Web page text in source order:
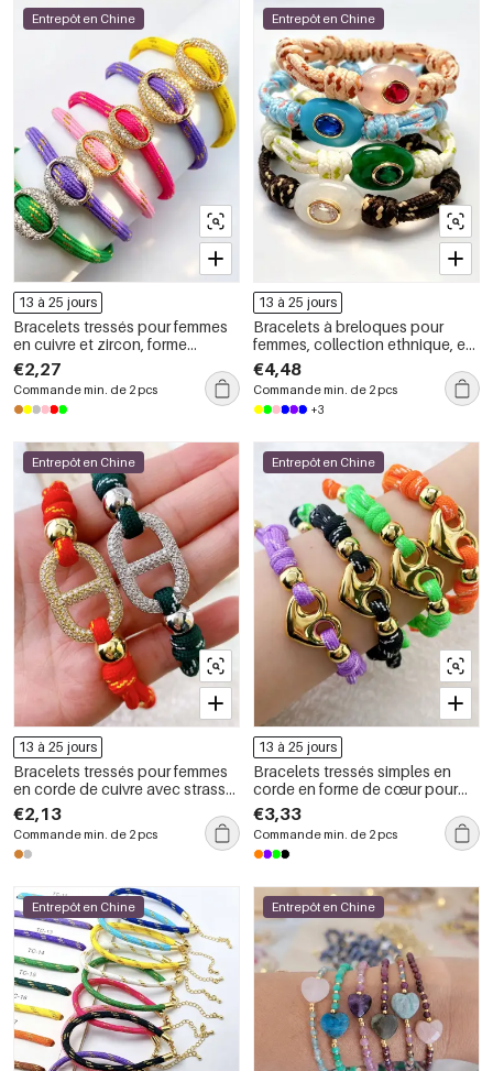
Entrepôt en Chine
13 à 25 jours
Bracelets tressés pour femmes
en cuivre et zircon, forme
géométrique, corde
€2,27
Commande min. de 2 pcs
Entrepôt en Chine
13 à 25 jours
Bracelets à breloques pour
femmes, collection ethnique, en
pierre naturelle, forme elliptique,
torsadée, zircon.
€4,48
Commande min. de 2 pcs
+3
Entrepôt en Chine
13 à 25 jours
Bracelets tressés pour femmes
en corde de cuivre avec strass
et forme géométrique
€2,13
Commande min. de 2 pcs
Entrepôt en Chine
13 à 25 jours
Bracelets tressés simples en
corde en forme de cœur pour
femmes
€3,33
Commande min. de 2 pcs
Entrepôt en Chine Entrepôt en Chine